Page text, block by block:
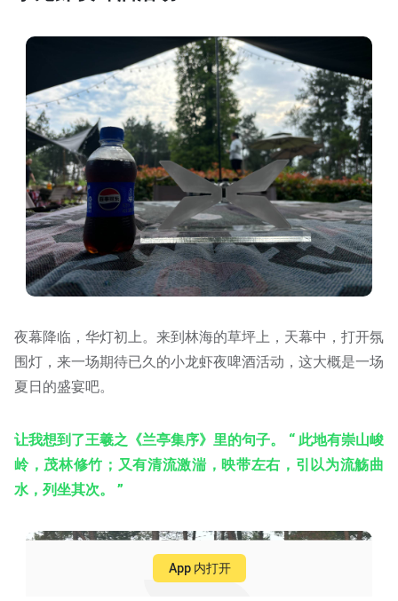
夜幕降临，华灯初上。来到林海的草坪上，天幕中，打开氛
围灯，来一场期待已久的小龙虾夜啤酒活动，这大概是一场
夏日的盛宴吧。
让我想到了王羲之《兰亭集序》里的句子。 “ 此地有崇山峻
岭，茂林修竹；又有清流激湍，映带左右，引以为流觞曲
水，列坐其次。”
App 内打开